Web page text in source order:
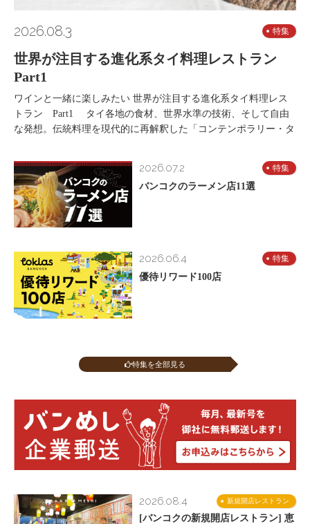
2026.08.3 特集
世界が注目する進化系タイ料理レストラン
Part1
ワインと一緒に楽しみたい 世界が注目する進化系タイ料理レス
トラン Part1 タイ各地の食材、世界水準の技術、そして自由
な発想。伝統料理を現代的に再解釈した「コンテンポラリー・タ
2026.07.2 特集
バンコクのラーメン店11選
2026.06.4 特集
優待リワード100店
特集を全部見る
新規開店レストラン
2026.08.4
[バンコクの新規開店レストラン] 恵